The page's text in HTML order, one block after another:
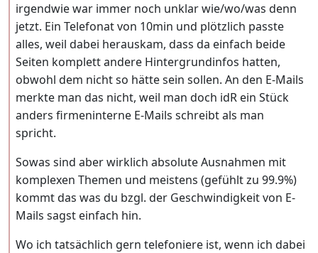
irgendwie war immer noch unklar wie/wo/was denn
jetzt. Ein Telefonat von 10min und plötzlich passte
alles, weil dabei herauskam, dass da einfach beide
Seiten komplett andere Hintergrundinfos hatten,
obwohl dem nicht so hätte sein sollen. An den E-Mails
merkte man das nicht, weil man doch idR ein Stück
anders firmeninterne E-Mails schreibt als man
spricht.
Sowas sind aber wirklich absolute Ausnahmen mit
komplexen Themen und meistens (gefühlt zu 99.9%)
kommt das was du bzgl. der Geschwindigkeit von E-
Mails sagst einfach hin.
Wo ich tatsächlich gern telefoniere ist, wenn ich dabei